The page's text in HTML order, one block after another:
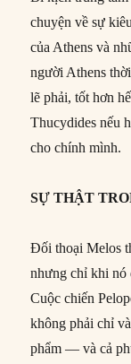
chuyện về sự
của Athens và
người Athens
lẽ phải, tốt hơn
Thucydides nếu
cho chính mình.
SỰ THẬT
Đối thoại Melos
nhưng chỉ khi nó
Cuộc chiến
không phải chỉ
phẩm — và cả